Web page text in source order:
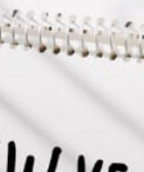
Huis